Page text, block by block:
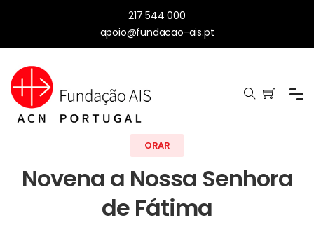
217 544 000
apoio@fundacao-ais.pt
ORAR
Novena a Nossa Senhora
de Fátima